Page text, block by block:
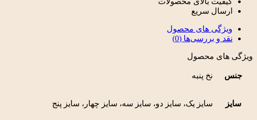
ارسال سریع
ویژگی های محصول
نقد و بررسی‌ها (0)
ویژگی های محصول
جنس نخ پنبه
سایز سایز یک، سایز دو، سایز سه، سایز چهار، سایز پنج